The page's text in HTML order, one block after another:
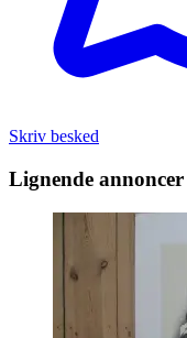
Skriv besked
Lignende annoncer